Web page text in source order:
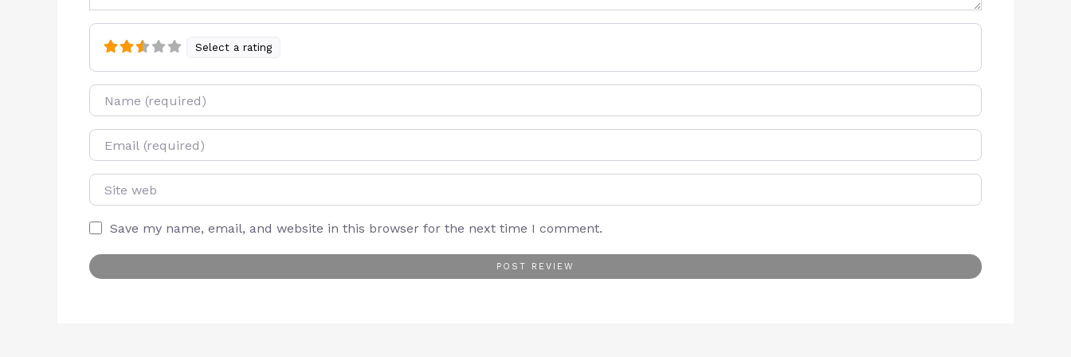
Select a rating
Name
E-mail
Site web
Save my name, email, and website in this browser for the next time I comment.